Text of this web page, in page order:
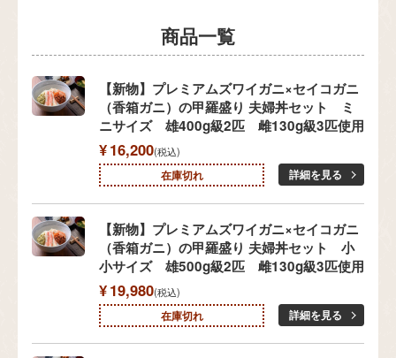
【新物】プレミアムズワイガニ×セイコガニ
（香箱ガニ）の甲羅盛り 夫婦丼セット ミ
ニサイズ 雄400g級2匹 雌130g級3匹使用
¥16,200 税込
在庫切れ 詳細を見る
【新物】プレミアムズワイガニ×セイコガニ
（香箱ガニ）の甲羅盛り 夫婦丼セット 小
小サイズ 雄500g級2匹 雌130g級3匹使用
¥19,980 税込
在庫切れ 詳細を見る